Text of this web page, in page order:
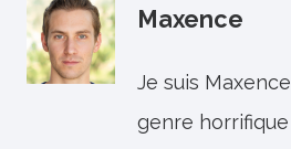
Maxence
Je suis
genre